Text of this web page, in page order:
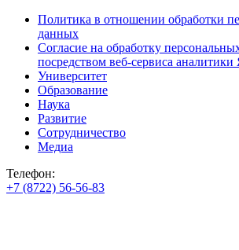
Политика в отношении обработки
данных
Согласие на обработку
посредством веб-сервиса
Университет
Образование
Наука
Развитие
Сотрудничество
Медиа
Телефон:
+7 (8722) 56-56-83